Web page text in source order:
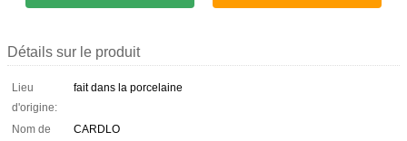
Détails sur le produit
Lieu
d'origine:
fait dans la porcelaine
Nom de
CARDLO